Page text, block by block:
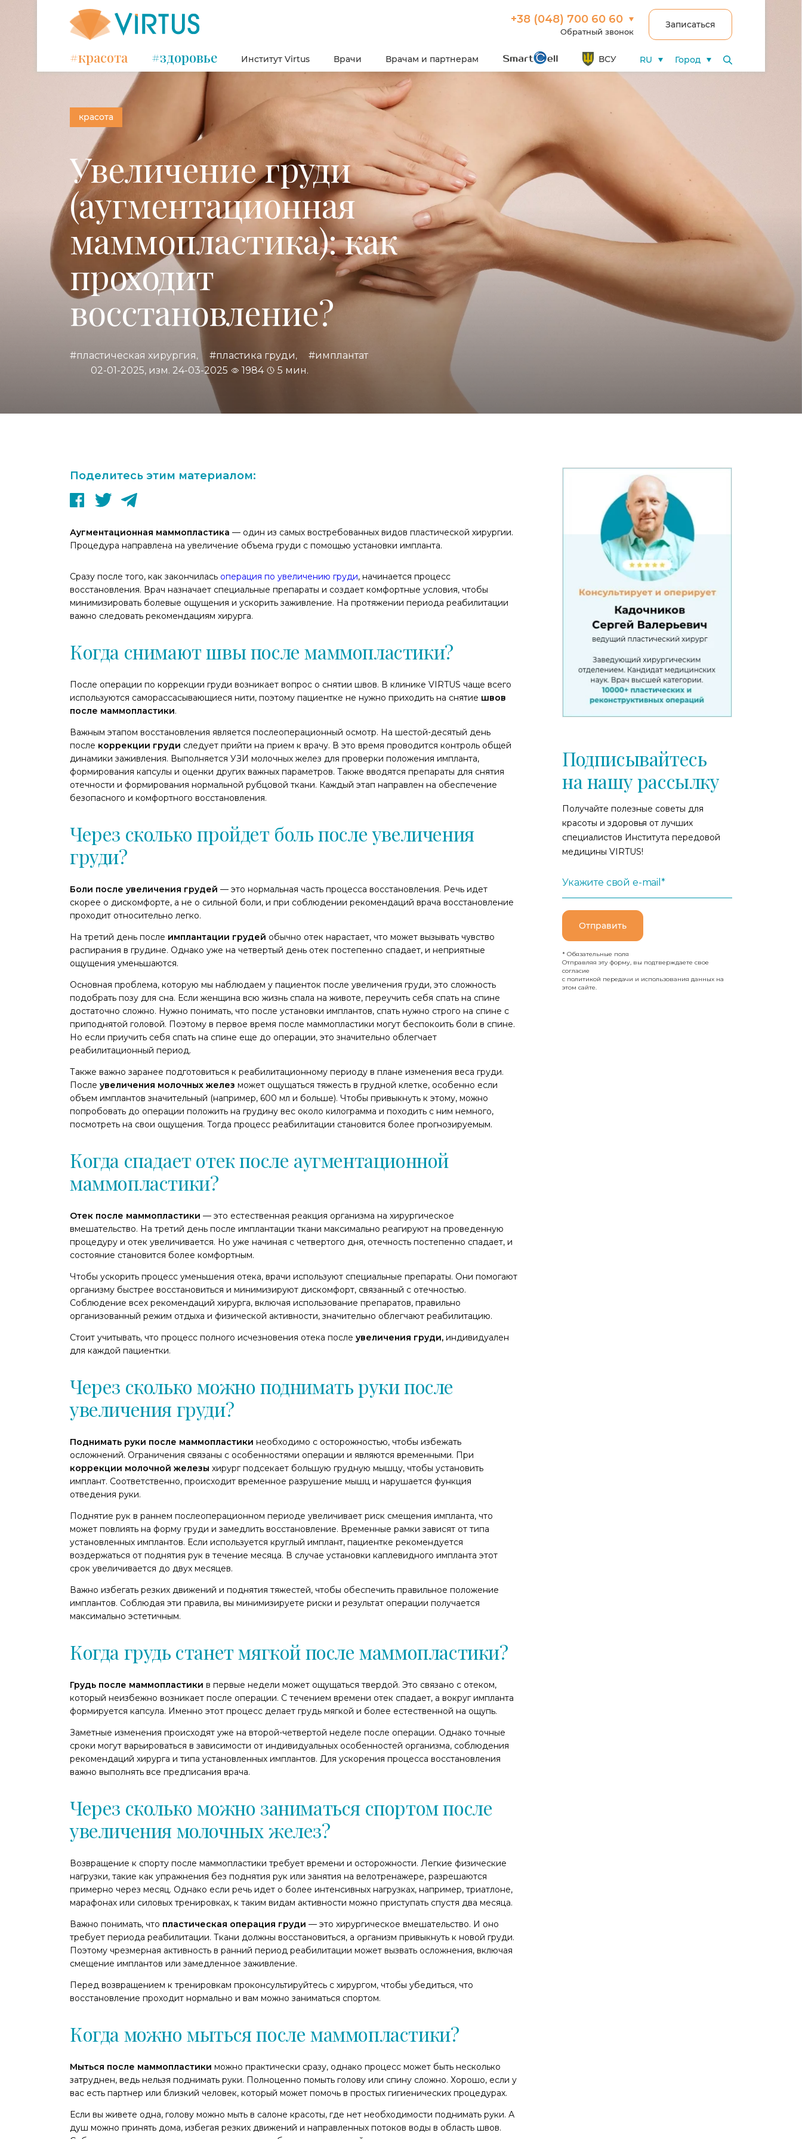
+38 (048) 700 60 60
Обратный звонок
Записаться
#красота #здоровье Институт Virtus Врачи Врачам и партнерам ВСУ RU Город
красота
Увеличение груди
(аугментационная
маммопластика): как
проходит
восстановление?
#пластическая хирургия, #пластика груди,
#имплантат
02-01-2025, изм. 24-03-2025
1984 5 мин.
Поделитесь этим материалом:
Аугментационная маммопластика — один из самых востребованных видов пластической хирургии.
Процедура направлена на увеличение объема груди с помощью установки импланта.
Сразу после того, как закончилась операция по увеличению груди, начинается процесс
восстановления. Врач назначает специальные препараты и создает комфортные условия, чтобы
минимизировать болевые ощущения и ускорить заживление. На протяжении периода реабилитации
важно следовать рекомендациям хирурга.
Когда снимают швы после маммопластики?
После операции по коррекции груди возникает вопрос о снятии швов. В клинике VIRTUS чаще всего
используются саморассасывающиеся нити, поэтому пациентке не нужно приходить на снятие швов
после маммопластики.
Важным этапом восстановления является послеоперационный осмотр. На шестой-десятый день
после коррекции груди следует прийти на прием к врачу. В это время проводится контроль общей
динамики заживления. Выполняется УЗИ молочных желез для проверки положения импланта,
формирования капсулы и оценки других важных параметров. Также вводятся препараты для снятия
отечности и формирования нормальной рубцовой ткани. Каждый этап направлен на обеспечение
безопасного и комфортного восстановления.
Через сколько пройдет боль после увеличения
груди?
Боли после увеличения грудей — это нормальная часть процесса восстановления. Речь идет
скорее о дискомфорте, а не о сильной боли, и при соблюдении рекомендаций врача восстановление
проходит относительно легко.
На третий день после имплантации грудей обычно отек нарастает, что может вызывать чувство
распирания в грудине. Однако уже на четвертый день отек постепенно спадает, и неприятные
ощущения уменьшаются.
Основная проблема, которую мы наблюдаем у пациенток после увеличения груди, это сложность
подобрать позу для сна. Если женщина всю жизнь спала на животе, переучить себя спать на спине
достаточно сложно. Нужно понимать, что после установки имплантов, спать нужно строго на спине с
приподнятой головой. Поэтому в первое время после маммопластики могут беспокоить боли в спине.
Но если приучить себя спать на спине еще до операции, это значительно облегчает
реабилитационный период.
Также важно заранее подготовиться к реабилитационному периоду в плане изменения веса груди.
После увеличения молочных желез может ощущаться тяжесть в грудной клетке, особенно если
объем имплантов значительный (например, 600 мл и больше). Чтобы привыкнуть к этому, можно
попробовать до операции положить на грудину вес около килограмма и походить с ним немного,
посмотреть на свои ощущения. Тогда процесс реабилитации становится более прогнозируемым.
Когда спадает отек после аугментационной
маммопластики?
Отек после маммопластики — это естественная реакция организма на хирургическое
вмешательство. На третий день после имплантации ткани максимально реагируют на проведенную
процедуру и отек увеличивается. Но уже начиная с четвертого дня, отечность постепенно спадает, и
состояние становится более комфортным.
Чтобы ускорить процесс уменьшения отека, врачи используют специальные препараты. Они помогают
организму быстрее восстановиться и минимизируют дискомфорт, связанный с отечностью.
Соблюдение всех рекомендаций хирурга, включая использование препаратов, правильно
организованный режим отдыха и физической активности, значительно облегчают реабилитацию.
Стоит учитывать, что процесс полного исчезновения отека после увеличения груди, индивидуален
для каждой пациентки.
Через сколько можно поднимать руки после
увеличения груди?
Поднимать руки после маммопластики необходимо с осторожностью, чтобы избежать
осложнений. Ограничения связаны с особенностями операции и являются временными. При
коррекции молочной железы хирург подсекает большую грудную мышцу, чтобы установить
имплант. Соответственно, происходит временное разрушение мышц и нарушается функция
отведения руки.
Поднятие рук в раннем послеоперационном периоде увеличивает риск смещения импланта, что
может повлиять на форму груди и замедлить восстановление. Временные рамки зависят от типа
установленных имплантов. Если используется круглый имплант, пациентке рекомендуется
воздержаться от поднятия рук в течение месяца. В случае установки каплевидного импланта этот
срок увеличивается до двух месяцев.
Важно избегать резких движений и поднятия тяжестей, чтобы обеспечить правильное положение
имплантов. Соблюдая эти правила, вы минимизируете риски и результат операции получается
максимально эстетичным.
Когда грудь станет мягкой после маммопластики?
Грудь после маммопластики в первые недели может ощущаться твердой. Это связано с отеком,
который неизбежно возникает после операции. С течением времени отек спадает, а вокруг импланта
формируется капсула. Именно этот процесс делает грудь мягкой и более естественной на ощупь.
Заметные изменения происходят уже на второй-четвертой неделе после операции. Однако точные
сроки могут варьироваться в зависимости от индивидуальных особенностей организма, соблюдения
рекомендаций хирурга и типа установленных имплантов. Для ускорения процесса восстановления
важно выполнять все предписания врача.
Через сколько можно заниматься спортом после
увеличения молочных желез?
Возвращение к спорту после маммопластики требует времени и осторожности. Легкие физические
нагрузки, такие как упражнения без поднятия рук или занятия на велотренажере, разрешаются
примерно через месяц. Однако если речь идет о более интенсивных нагрузках, например, триатлоне,
марафонах или силовых тренировках, к таким видам активности можно приступать спустя два месяца.
Важно понимать, что пластическая операция груди — это хирургическое вмешательство. И оно
требует периода реабилитации. Ткани должны восстановиться, а организм привыкнуть к новой груди.
Поэтому чрезмерная активность в ранний период реабилитации может вызвать осложнения, включая
смещение имплантов или замедленное заживление.
Перед возвращением к тренировкам проконсультируйтесь с хирургом, чтобы убедиться, что
восстановление проходит нормально и вам можно заниматься спортом.
Когда можно мыться после маммопластики?
Мыться после маммопластики можно практически сразу, однако процесс может быть несколько
затруднен, ведь нельзя поднимать руки. Полноценно помыть голову или спину сложно. Хорошо, если у
вас есть партнер или близкий человек, который может помочь в простых гигиенических процедурах.
Если вы живете одна, голову можно мыть в салоне красоты, где нет необходимости поднимать руки. А
душ можно принять дома, избегая резких движений и направленных потоков воды в область швов.
Подписывайтесь
на нашу рассылку
Получайте полезные советы для
красоты и здоровья от лучших
специалистов Института передовой
медицины VIRTUS!
Укажите свой e-mail*
Отправить
* Обязательные поля
Отправляя эту форму, вы подтверждаете свое
согласие
с политикой передачи и использования данных на
этом сайте.